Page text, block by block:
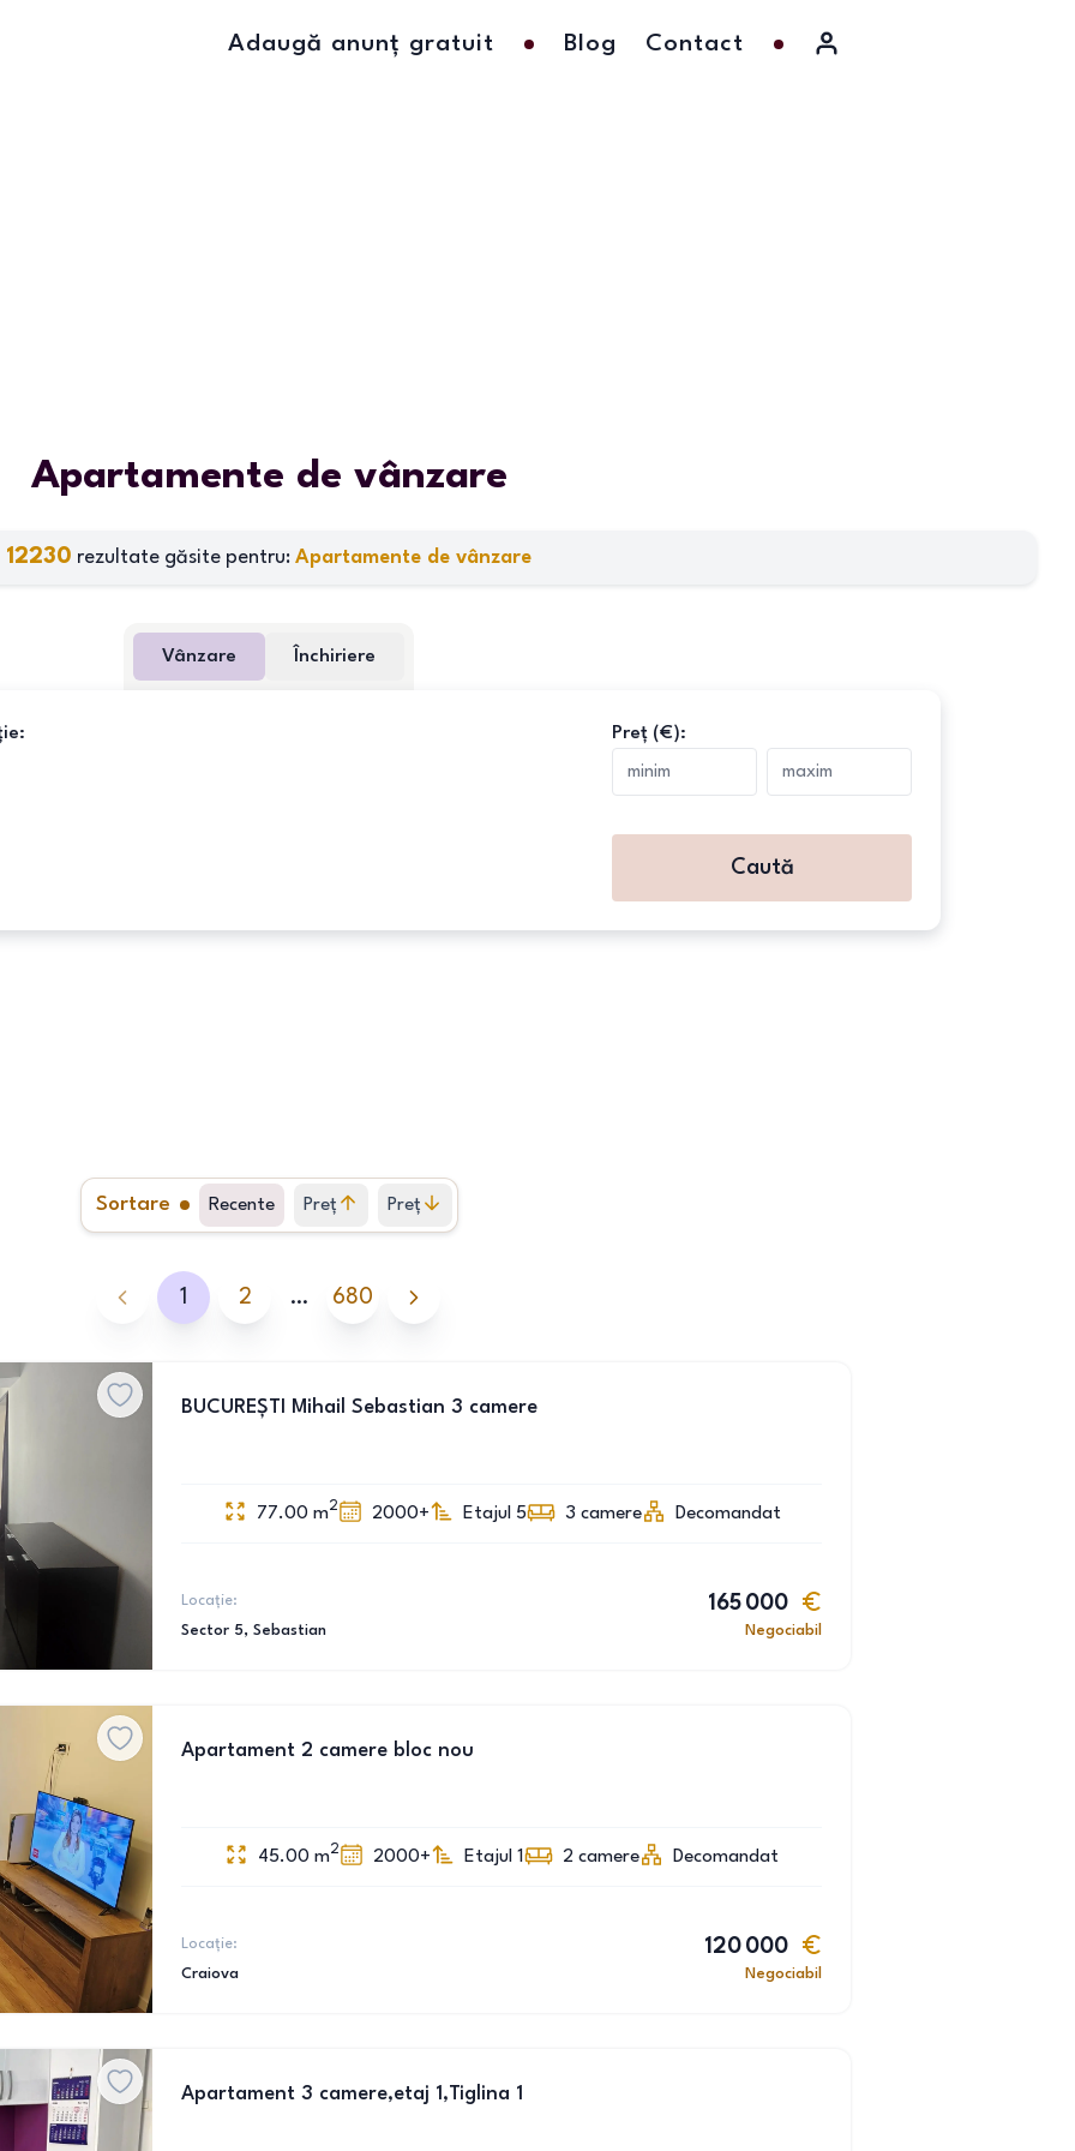
Adaugă anunț gratuit Blog Contact
Apartamente de vânzare
12230 rezultate găsite pentru: Apartamente de vânzare
Vânzare Închiriere
Preț (€):
Caută
Sortare Recente Preț
crescător
Preț
descrescător
1 2 … 680
BUCUREȘTI Mihail Sebastian 3 camere
77.00 m2 2000+ Etajul 5 3 camere Decomandat
Locație:
Sector 5, Sebastian
165 000
Negociabil
Apartament 2 camere bloc nou
45.00 m2 2000+ Etajul 1 2 camere Decomandat
Locație:
Craiova
120 000
Negociabil
Apartament 3 camere,etaj 1,Tiglina 1